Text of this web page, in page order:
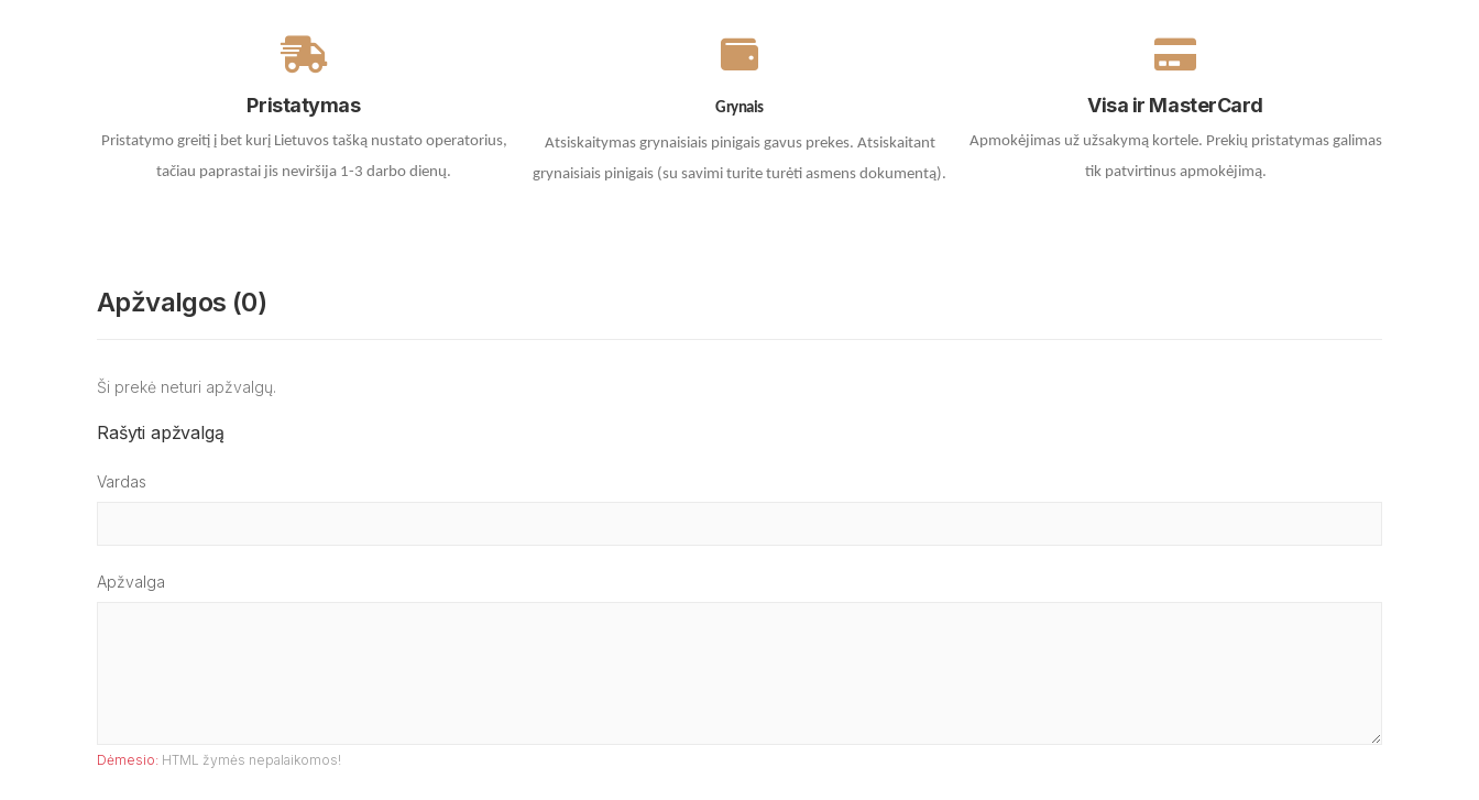
Pristatymas
Pristatymo greitį į bet kurį Lietuvos tašką nustato operatorius,
tačiau paprastai jis neviršija 1-3 darbo dienų.
Grynais
Atsiskaitymas grynaisiais pinigais gavus prekes. Atsiskaitant
grynaisiais pinigais (su savimi turite turėti asmens dokumentą).
Visa ir MasterCard
Apmokėjimas už užsakymą kortele. Prekių pristatymas galimas
tik patvirtinus apmokėjimą.
Apžvalgos (0)
Ši prekė neturi apžvalgų.
Rašyti apžvalgą
Vardas
Apžvalga
Dėmesio: HTML žymės nepalaikomos!